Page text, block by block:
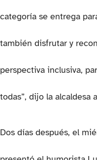
categoría se entrega
también disfrutar y
perspectiva inclusiva,
todas”, dijo la alcaldesa
Dos días después, el